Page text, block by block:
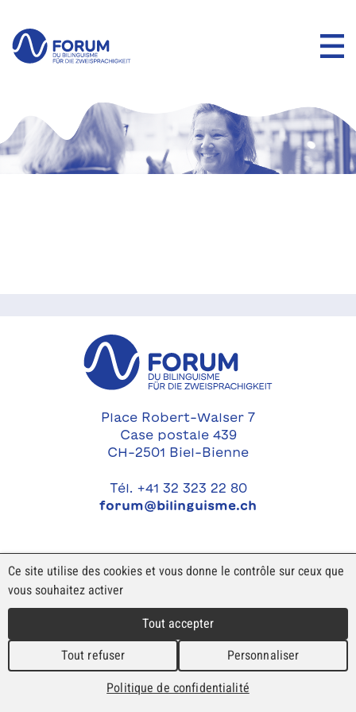
Place Robert-Walser 7
Case postale 439
CH-2501 Biel-Bienne
Tél. +41 32 323 22 80
forum@bilinguisme.ch
Ce site utilise des cookies et vous donne le contrôle sur ceux que
vous souhaitez activer
Tout accepter
Tout refuser Personnaliser
Politique de confidentialité